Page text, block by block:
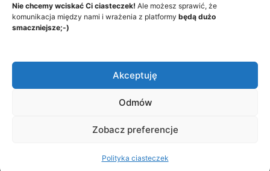
Nie chcemy wciskać Ci ciasteczek! Ale możesz sprawić, że
komunikacja między nami i wrażenia z platformy będą dużo
smaczniejsze;-)
Akceptuję
Odmów
Zobacz preferencje
Polityka ciasteczek
JAK TO DZIAŁA?
© 2026 - Akademia Big Data, Stworzone przez: Riotech Data
Factory sp. z o.o.